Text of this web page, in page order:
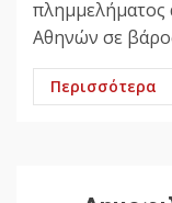
πλημμελήματος
Αθηνών σε
Περισσότερα